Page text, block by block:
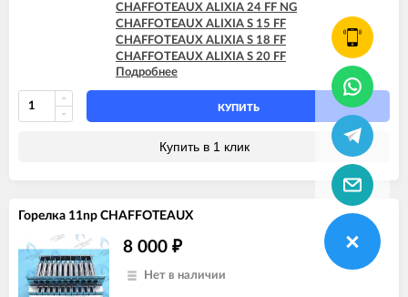
CHAFFOTEAUX ALIXIA 24 FF NG
CHAFFOTEAUX ALIXIA S 15 FF
CHAFFOTEAUX ALIXIA S 18 FF
CHAFFOTEAUX ALIXIA S 20 FF
CHAFFOTEAUX ALIXIA S 24 FF
CHAFFOTEAUX ALIXIA SIMPLE 18 FF
CHAFFOTEAUX ALIXIA SIMPLE 24 FF
CHAFFOTEAUX ALIXIA SIMPLE S 18 FF
CHAFFOTEAUX NIAGARA C 25 FF
CHAFFOTEAUX PIGMA EVO SYSTEM 25 FF
CHAFFOTEAUX TALIA 25 FF
CHAFFOTEAUX TALIA SYSTEM 25 FF
Подробнее
КУПИТЬ
Купить в 1 клик
Горелка 11np CHAFFOTEAUX
8 000 ₽
Нет в наличии